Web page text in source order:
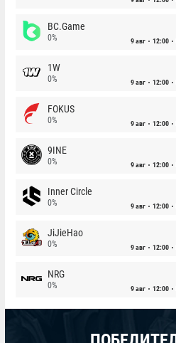
BC.Game
0% 9 авг 12:00
1W
0% 9 авг 12:00
FOKUS
0% 9 авг 12:00
9INE
0% 9 авг 12:00
Inner Circle
0% 9 авг 12:00
JiJieHao
0% 9 авг 12:00
NRG
0% 9 авг 12:00